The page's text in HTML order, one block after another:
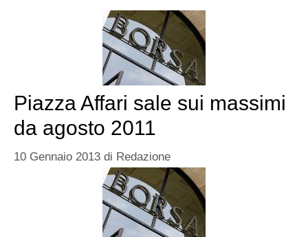
Piazza Affari sale sui massimi
da agosto 2011
10 Gennaio 2013 di Redazione